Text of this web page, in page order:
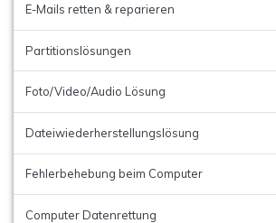
E-Mails retten & reparieren
Partitionslösungen
Foto/Video/Audio Lösung
Dateiwiederherstellungslösung
Fehlerbehebung beim Computer
Computer Datenrettung